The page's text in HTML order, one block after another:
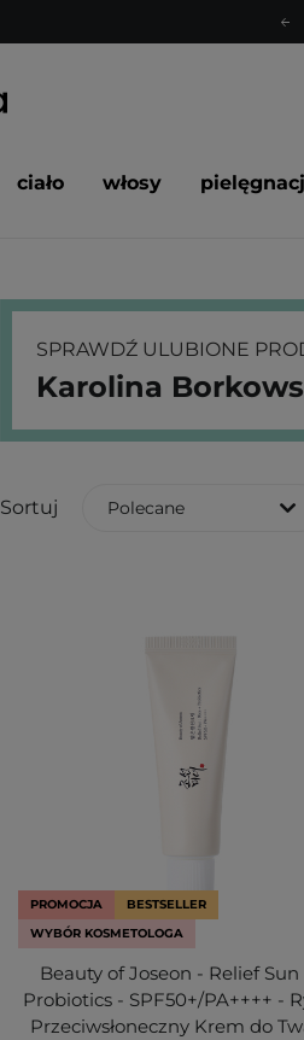
ciało włosy
SPRAWDŹ ULUBIONE
Karolina
Sortuj Polecane
PROMOCJA
BESTSELLER
WYBÓR KOSMETOLOGA
Beauty of Joseon - Relief Sun
Probiotics - SPF50+/PA++++ -
Przeciwsłoneczny Krem do